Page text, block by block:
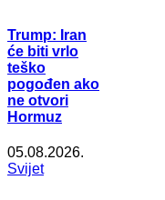
Trump: Iran
će biti vrlo
teško
pogođen ako
ne otvori
Hormuz
05.08.2026.
Svijet